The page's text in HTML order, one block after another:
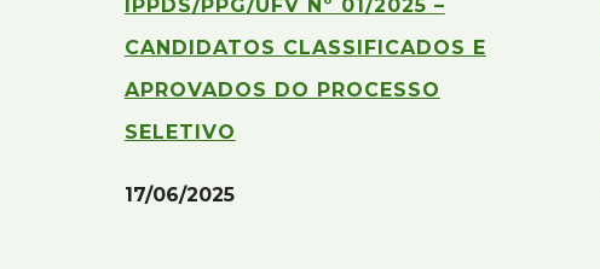
IPPDS/PPG/UFV Nº 01/2025 –
CANDIDATOS CLASSIFICADOS E
APROVADOS DO PROCESSO
SELETIVO
17/06/2025